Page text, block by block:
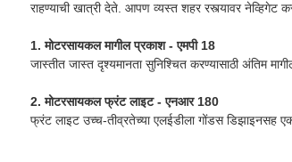
राहण्याची खात्री देते. आपण व्यस्त शहर रस्त्यावर नेव्हिगेट
1. मोटरसायकल मागील प्रकाश - एमपी 18
जास्तीत जास्त दृश्यमानता सुनिश्चित करण्यासाठी अंतिम
2. मोटरसायकल फ्रंट लाइट - एनआर 180
फ्रंट लाइट उच्च-तीव्रतेच्या एलईडीला गोंडस डिझाइनसह